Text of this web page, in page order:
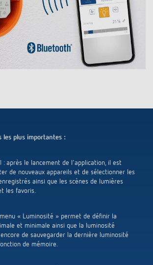
du temps et de la lumière
de chauffage
KNX
pour maison intelligente
et variation fiables des LED
les capteurs de CO2
de la température
et prospectus
de catalogue
les plus importantes :
: après le lancement de l'application, il est
de nouveaux appareils et de sélectionner les
ainsi que les scènes de lumières
les favoris.
« Luminosité » permet de définir la
et minimale ainsi que la luminosité
de sauvegarder la dernière luminosité
de mémoire.